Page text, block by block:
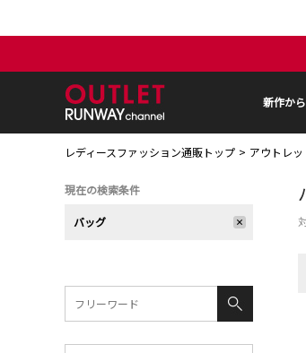
新作か
レディースファッション通販トップ アウトレ
現在の検索条件
バッグ